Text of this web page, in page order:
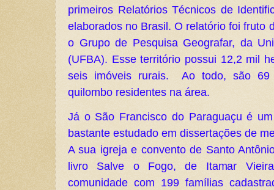
primeiros Relatórios Técnicos de
elaborados no Brasil. O relatório foi fruto
o Grupo de Pesquisa Geografar, da
(UFBA). Esse território possui 12,2 mil
seis imóveis rurais. Ao todo, são 69
quilombo residentes na área.
Já o São Francisco do Paraguaçu é
bastante estudado em dissertações de
A sua igreja e convento de Santo
livro Salve o Fogo, de Itamar
comunidade com 199 famílias